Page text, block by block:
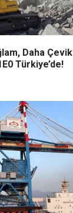
Daha
Türkiye’de!